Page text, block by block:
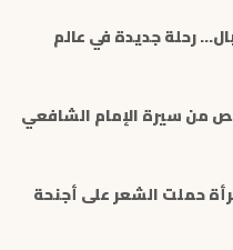
رحلة جديدة في عالم
من سيرة الإمام الشافعي
حملت الشعر على أجنحة